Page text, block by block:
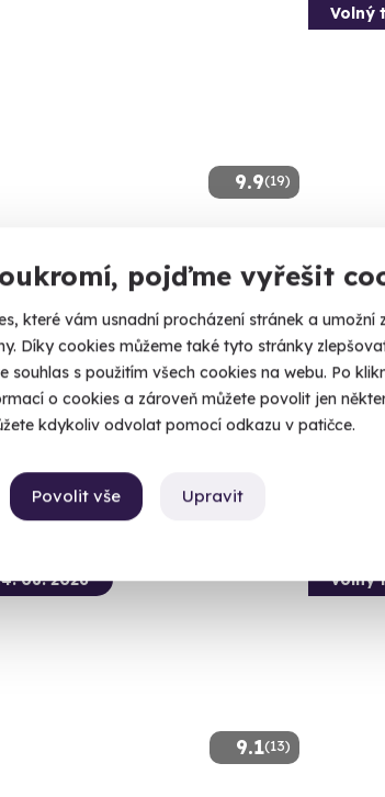
pojďme vyřešit
které vám usnadní procházení stránek a umožní
Díky cookies můžeme také tyto stránky
souhlas s použitím všech cookies na webu. Po
o cookies a zároveň můžete povolit jen
kdykoliv odvolat pomocí odkazu v patičce.
Upravit
Povolit vše
9.9(19)
elektromobilu!
lokalit)
Volný
stříleček!
(+ 28
9.1(13)
08. 2026 Volný